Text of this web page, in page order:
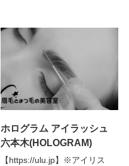
ホログラム アイラッシュ
六本木(HOLOGRAM)
【https://ulu.jp】※アイリス